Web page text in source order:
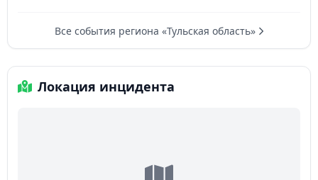
Все события региона «Тульская область»
Локация инцидента